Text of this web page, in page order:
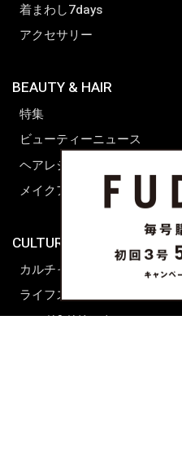
着まわし7days
アクセサリー
BEAUTY & HAIR
特集
ビューティーニュース
ヘアレシピ ストーリーズ
メイクアップティップス
CULTURE & LIFE
カルチャー
ライフスタイル
フード&ドリンク